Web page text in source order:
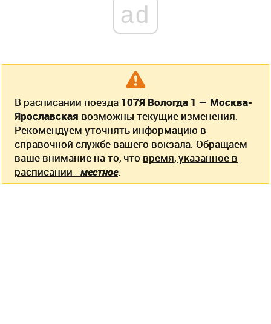
ad
В расписании поезда 107Я Вологда 1 — Москва-
Ярославская возможны текущие изменения.
Рекомендуем уточнять информацию в
справочной службе вашего вокзала. Обращаем
ваше внимание на то, что время, указанное в
расписании -местное.